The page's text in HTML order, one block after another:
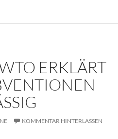
ERKLÄRT
KOMMENTAR HINTERLASSEN